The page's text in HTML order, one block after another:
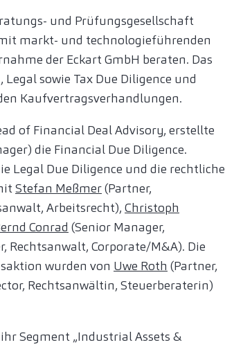
und Prüfungsgesellschaft
markt- und technologieführenden
der Eckart GmbH beraten. Das
sowie Tax Due Diligence und
Kaufvertragsverhandlungen.
of Financial Deal Advisory, erstellte
die Financial Due Diligence.
Legal Due Diligence und die rechtliche
Stefan Meßmer(Partner,
Arbeitsrecht), Christoph
Conrad (Senior Manager,
Rechtsanwalt, Corporate/M&A). Die
wurden von Uwe Roth (Partner,
Rechtsanwältin, Steuerberaterin)
Segment „Industrial Assets &